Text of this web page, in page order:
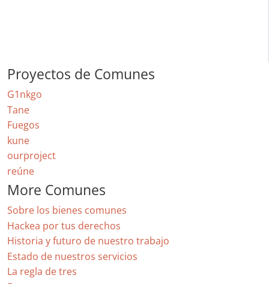
Proyectos de Comunes
G1nkgo
Tane
Fuegos
kune
ourproject
reúne
More Comunes
Sobre los bienes comunes
Hackea por tus derechos
Historia y futuro de nuestro trabajo
Estado de nuestros servicios
La regla de tres